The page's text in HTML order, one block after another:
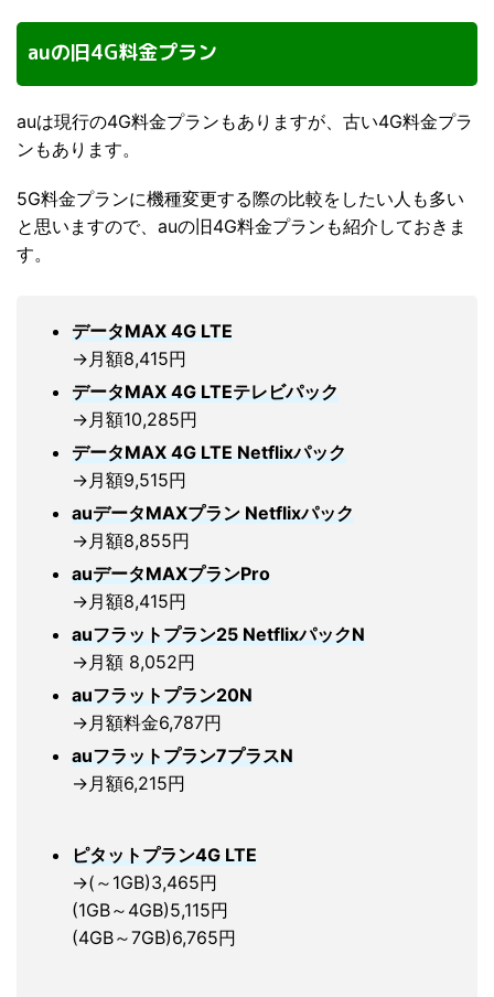
auの旧4G料金プラン
auは現行の4G料金プランもありますが、古い4G料金プラ
ンもあります。
5G料金プランに機種変更する際の比較をしたい人も多い
と思いますので、auの旧4G料金プランも紹介しておきま
す。
データMAX 4G LTE
→月額8,415円
データMAX 4G LTEテレビパック
→月額10,285円
データMAX 4G LTE Netflixパック
→月額9,515円
auデータMAXプラン Netflixパック
→月額8,855円
auデータMAXプランPro
→月額8,415円
auフラットプラン25 NetflixパックN
→月額 8,052円
auフラットプラン20N
→月額料金6,787円
auフラットプラン7プラスN
→月額6,215円
ピタットプラン4G LTE
→(～1GB)3,465円
(1GB～4GB)5,115円
(4GB～7GB)6,765円